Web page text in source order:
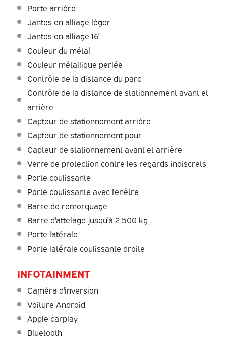
Porte arrière
Jantes en alliage léger
Jantes en alliage 16"
Couleur du métal
Couleur métallique perlée
Contrôle de la distance du parc
Contrôle de la distance de stationnement avant et
arrière
Capteur de stationnement arrière
Capteur de stationnement pour
Capteur de stationnement avant et arrière
Verre de protection contre les regards indiscrets
Porte coulissante
Porte coulissante avec fenêtre
Barre de remorquage
Barre d'attelage jusqu'à 2 500 kg
Porte latérale
Porte latérale coulissante droite
INFOTAINMENT
Caméra d'inversion
Voiture Android
Apple carplay
Bluetooth